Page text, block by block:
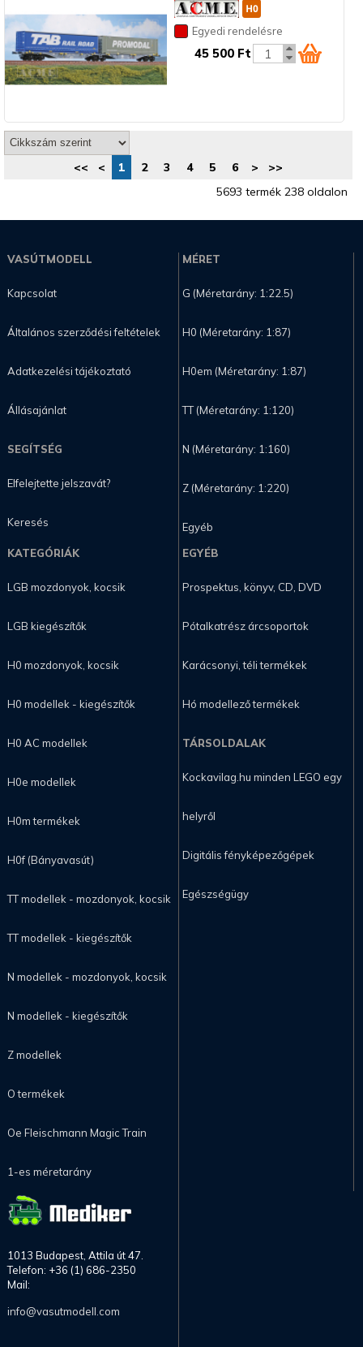
Egyedi rendelésre
45 500 Ft
<< < 1 2 3 4 5 6 >
>>
5693 termék 238 oldalon
VASÚTMODELL
Kapcsolat
Általános szerződési feltételek
Adatkezelési tájékoztató
Állásajánlat
SEGÍTSÉG
Elfelejtette jelszavát?
Keresés
MÉRET
G (Méretarány: 1:22.5)
H0 (Méretarány: 1:87)
H0em (Méretarány: 1:87)
TT (Méretarány: 1:120)
N (Méretarány: 1:160)
Z (Méretarány: 1:220)
Egyéb
KATEGÓRIÁK
LGB mozdonyok, kocsik
LGB kiegészítők
H0 mozdonyok, kocsik
H0 modellek - kiegészítők
H0 AC modellek
H0e modellek
H0m termékek
H0f (Bányavasút)
TT modellek - mozdonyok, kocsik
TT modellek - kiegészítők
N modellek - mozdonyok, kocsik
N modellek - kiegészítők
Z modellek
O termékek
Oe Fleischmann Magic Train
1-es méretarány
EGYÉB
Prospektus, könyv, CD, DVD
Pótalkatrész árcsoportok
Karácsonyi, téli termékek
Hó modellező termékek
TÁRSOLDALAK
Kockavilag.hu minden LEGO egy
helyről
Digitális fényképezőgépek
Egészségügy
1013 Budapest, Attila út 47.
Telefon: +36 (1) 686-2350
Mail:
info@vasutmodell.com